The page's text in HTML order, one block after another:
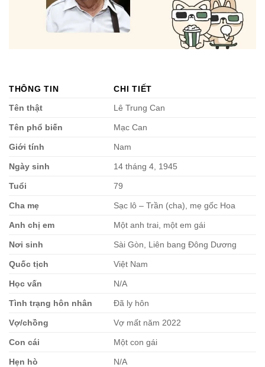
THÔNG TIN
CHI TIẾT
Tên thật
Lê Trung Can
Tên phổ biến Mạc Can
Giới tính Nam
Ngày sinh 14 tháng 4, 1945
Tuổi 79
Cha mẹ Sạc lô – Trần (cha), mẹ gốc Hoa
Anh chị em Một anh trai, một em gái
Nơi sinh Sài Gòn, Liên bang Đông Dương
Quốc tịch Việt Nam
Học vấn N/A
Tình trạng hôn nhân Đã ly hôn
Vợ/chồng Vợ mất năm 2022
Con cái Một con gái
Hẹn hò N/A